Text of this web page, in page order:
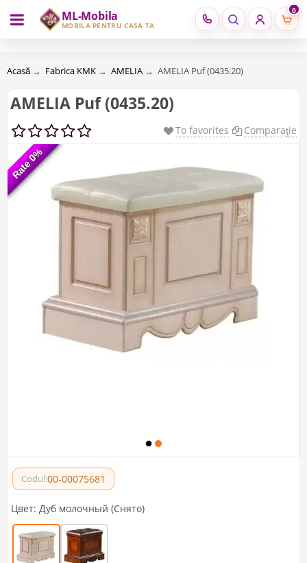
ML-Mobila
MOBILĂ PENTRU CASA TA
0
RU RO
Acasă → Fabrica KMK → AMELIA → AMELIA Puf (0435.20)
AMELIA Puf (0435.20)
To favorites Comparaţie
Rate 0%
Rate 0%
Codul:00-00075681
Цвет: Дуб молочный (Снято)